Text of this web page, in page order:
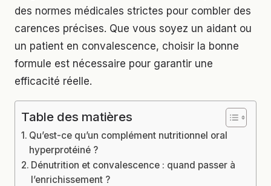
des normes médicales strictes pour combler des
carences précises. Que vous soyez un aidant ou
un patient en convalescence, choisir la bonne
formule est nécessaire pour garantir une
efficacité réelle.
Table des matières
Qu’est-ce qu’un complément nutritionnel oral
hyperprotéiné ?
Dénutrition et convalescence : quand passer à
l’enrichissement ?